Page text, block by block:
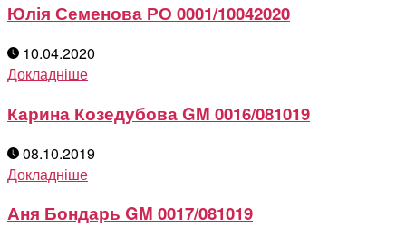
Юлія Семенова РО 0001/10042020
10.04.2020
Докладніше
Карина Козедубова GM 0016/081019
08.10.2019
Докладніше
Аня Бондарь GM 0017/081019